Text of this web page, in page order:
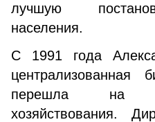
лучшую
населения.
С 1991 года
централизованная
перешла на
хозяйствования.